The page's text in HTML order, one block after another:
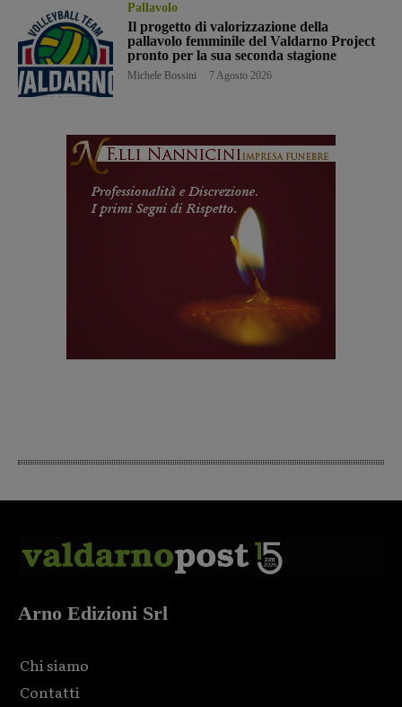
Pallavolo
Il progetto di valorizzazione della
pallavolo femminile del Valdarno Project
pronto per la sua seconda stagione
Michele Bossini 7 Agosto 2026
Arno Edizioni Srl
Chi siamo
Contatti